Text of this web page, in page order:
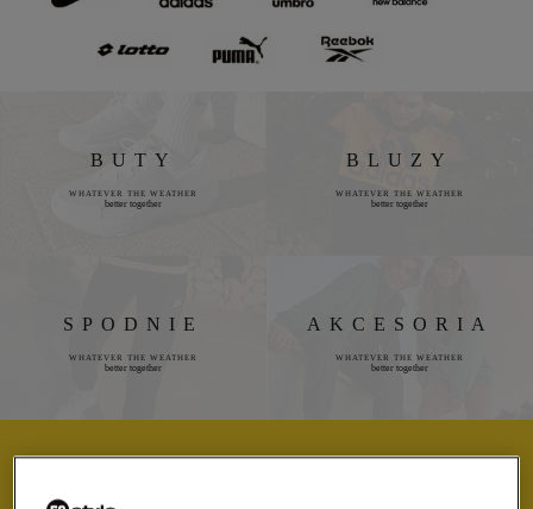
BUTY
WHATEVER THE WEATHER
better together
BLUZY
WHATEVER THE WEATHER
better together
SPODNIE
WHATEVER THE WEATHER
better together
AKCESORIA
WHATEVER THE WEATHER
better together